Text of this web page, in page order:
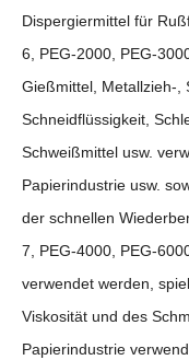
Dispergiermittel für
6, PEG-2000, PEG-
Gießmittel, Metallzieh-,
Schneidflüssigkeit,
Schweißmittel usw.
Papierindustrie usw.
der schnellen
7, PEG-4000, PEG-
verwendet werden,
Viskosität und des
Papierindustrie